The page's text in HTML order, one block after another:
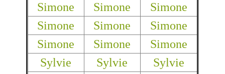
Simone
Simone
Simone
Simone
Simone
Simone
Simone
Simone
Simone
Sylvie
Sylvie
Sylvie